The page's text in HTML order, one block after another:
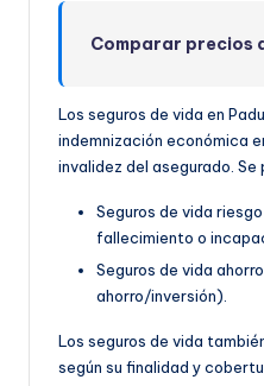
Comparar precios
Los seguros de vida en
indemnización económica
invalidez del asegurado. Se
Seguros de vida
fallecimiento o
Seguros de vida
ahorro/inversión).
Los seguros de vida
según su finalidad y